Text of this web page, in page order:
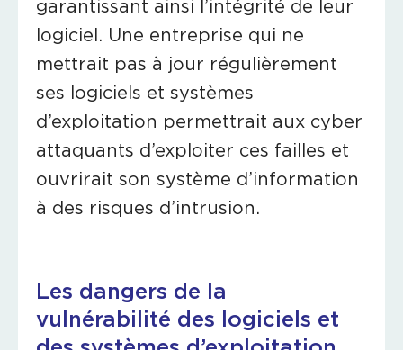
garantissant ainsi l’intégrité de leur
logiciel. Une entreprise qui ne
mettrait pas à jour régulièrement
ses logiciels et systèmes
d’exploitation permettrait aux cyber
attaquants d’exploiter ces failles et
ouvrirait son système d’information
à des risques d’intrusion.
Les dangers de la
vulnérabilité des logiciels et